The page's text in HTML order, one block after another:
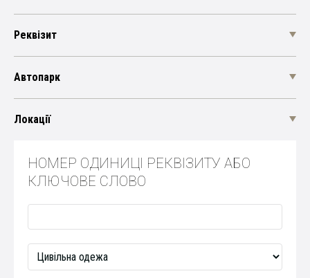
Реквізит
Автопарк
Локації
НОМЕР ОДИНИЦІ РЕКВІЗИТУ АБО
КЛЮЧОВЕ СЛОВО